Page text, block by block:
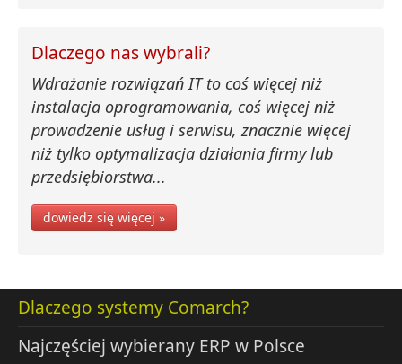
Dlaczego nas wybrali?
Wdrażanie rozwiązań IT to coś więcej niż
instalacja oprogramowania, coś więcej niż
prowadzenie usług i serwisu, znacznie więcej
niż tylko optymalizacja działania firmy lub
przedsiębiorstwa...
dowiedz się więcej »
Dlaczego systemy Comarch?
Najczęściej wybierany ERP w Polsce